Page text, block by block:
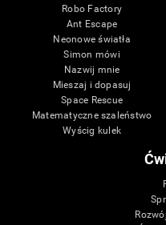
Robo Factory
Ant Escape
Neonowe światła
Simon mówi
Nazwij mnie
Mieszaj i dopasuj
Space Rescue
Matematyczne szaleństwo
Wyścig kulek